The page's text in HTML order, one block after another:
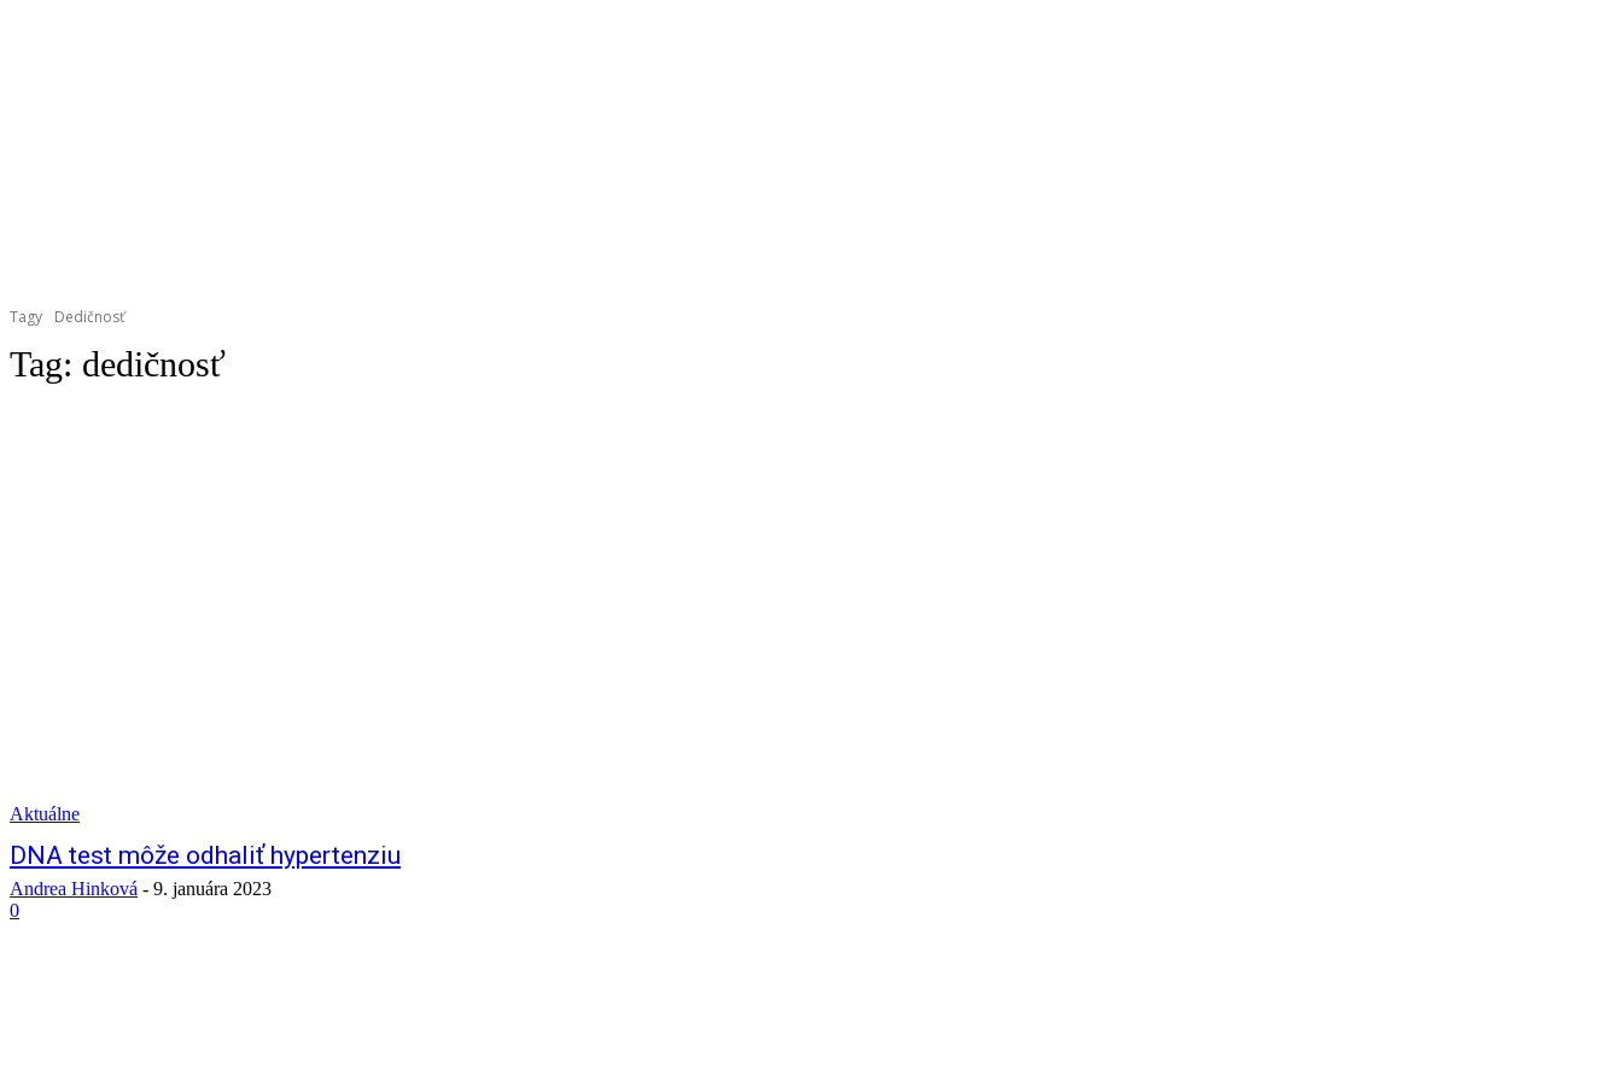
Tagy Dedičnosť
Tag: dedičnosť
Aktuálne
DNA test môže odhaliť hypertenziu
Andrea Hinková - 9. januára 2023
0